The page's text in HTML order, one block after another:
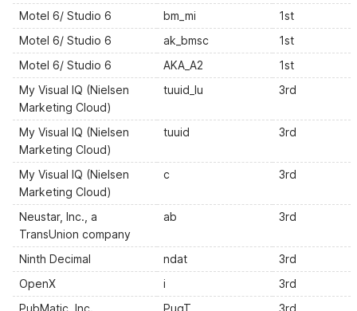
Motel 6/ Studio 6 bm_mi
1st
Motel 6/ Studio 6
ak_bmsc
1st
Motel 6/ Studio 6
AKA_A2
1st
My Visual IQ (Nielsen
Marketing Cloud)
tuuid_lu 3rd
My Visual IQ (Nielsen
Marketing Cloud)
tuuid 3rd
My Visual IQ (Nielsen
Marketing Cloud)
c 3rd
Neustar, Inc., a
TransUnion company
ab 3rd
Ninth Decimal ndat
3rd
OpenX
i
3rd
PubMatic, Inc.
PugT
3rd